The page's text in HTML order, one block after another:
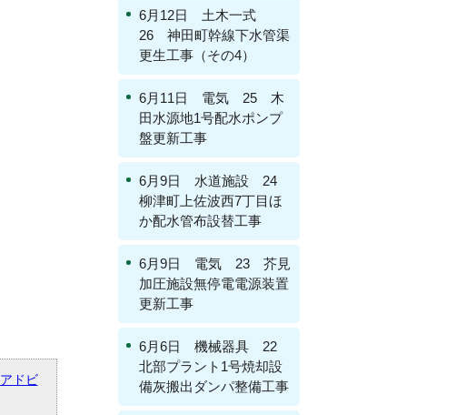
アドビ
6月12日 土木一式
26 神田町幹線下水管渠
更生工事（その4）
6月11日 電気 25 木
田水源地1号配水ポンプ
盤更新工事
6月9日 水道施設 24
柳津町上佐波西7丁目ほ
か配水管布設替工事
6月9日 電気 23 芥見
加圧施設無停電電源装置
更新工事
6月6日 機械器具 22
北部プラント1号焼却設
備灰搬出ダンパ整備工事